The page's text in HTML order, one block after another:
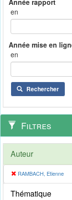
en
en
Rechercher
Filtres
Auteur
RAMBACH, Etienne
Thématique